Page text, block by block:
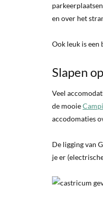
en over het
Ook leuk is een
Slapen
Veel
de mooie
accodomaties
De ligging van
je er